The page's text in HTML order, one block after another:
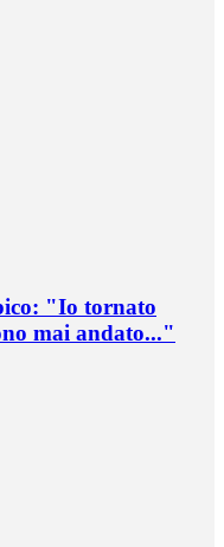
"Io tornato
mai andato..."